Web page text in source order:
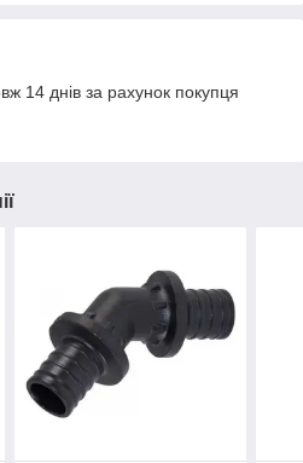
14 днів за рахунок покупця